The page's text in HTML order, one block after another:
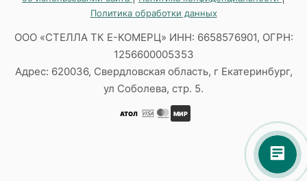
Политика обработки данных
ООО «СТЕЛЛА ТК Е-КОМЕРЦ» ИНН: 6658576901, ОГРН:
1256600005353
Адрес: 620036, Свердловская область, г Екатеринбург,
ул Соболева, стр. 5.
АТОЛ МИР